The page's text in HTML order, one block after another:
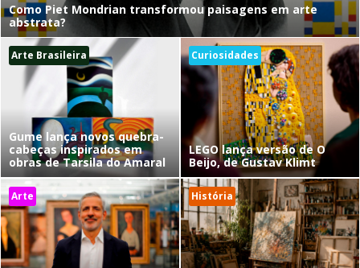
Como Piet Mondrian transformou paisagens em arte
abstrata?
Arte Brasileira
Gume lança novos quebra-
cabeças inspirados em
obras de Tarsila do Amaral
Curiosidades
LEGO lança versão de O
Beijo, de Gustav Klimt
Arte História